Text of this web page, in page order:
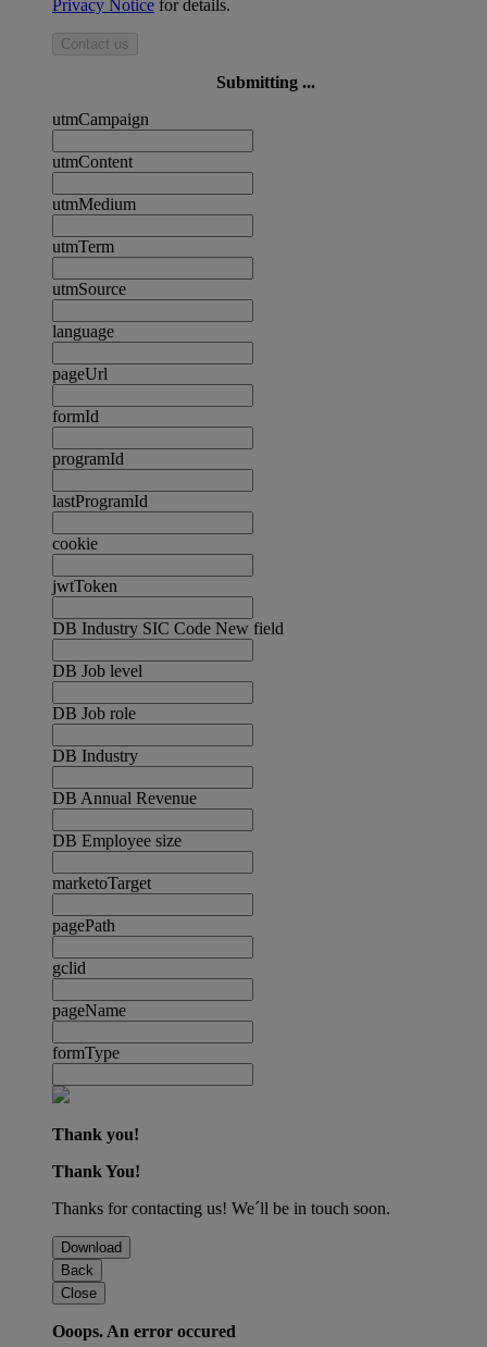
Privacy Notice for details.
Contact us
Submitting ...
utmCampaign
utmContent
utmMedium
utmTerm
utmSource
language
pageUrl
formId
programId
lastProgramId
cookie
jwtToken
DB Industry SIC Code New field
DB Job level
DB Job role
DB Industry
DB Annual Revenue
DB Employee size
marketoTarget
pagePath
gclid
pageName
formType
Thank you!
Thank You!
Thanks for contacting us! We´ll be in touch soon.
Download
Back
Close
Ooops. An error occured